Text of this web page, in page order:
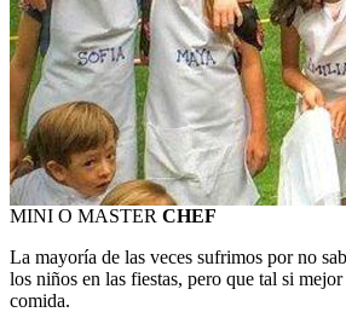
MINI O MASTER CHEF
La mayoría de las veces sufrimos por no
los niños en las fiestas, pero que tal si
comida.